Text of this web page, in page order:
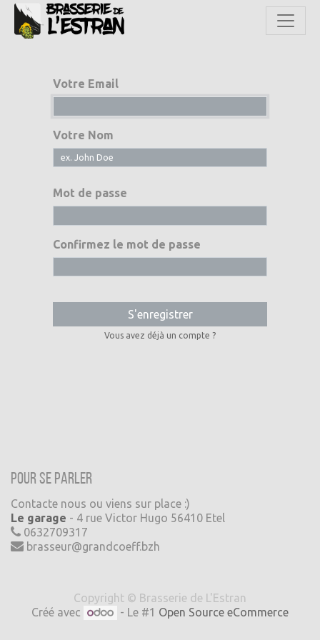
Votre Email
Votre Nom
Mot de passe
Confirmez le mot de passe
S'enregistrer
Vous avez déjà un compte ?
Pour se parler
Contacte nous ou viens sur place :)
Le garage - 4 rue Victor Hugo 56410 Etel
0632709317
brasseur@grandcoeff.bzh
Copyright © Brasserie de L'Estran
Créé avec
- Le #1 Open Source eCommerce